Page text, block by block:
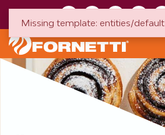
Missing template: entities/default